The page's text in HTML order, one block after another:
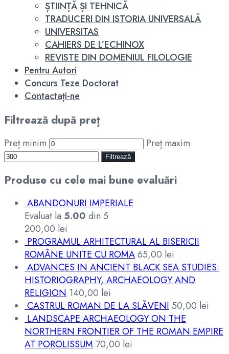
ȘTIINȚĂ ȘI TEHNICĂ
TRADUCERI DIN ISTORIA UNIVERSALĂ
UNIVERSITAS
CAHIERS DE L’ECHINOX
REVISTE DIN DOMENIUL FILOLOGIE
Pentru Autori
Concurs Teze Doctorat
Contactați-ne
Filtrează după preț
Preț minim Preț maxim
Filtrează
Produse cu cele mai bune evaluări
ABANDONURI IMPERIALE
Evaluat la 5.00 din 5
200,00 lei
PROGRAMUL ARHITECTURAL AL BISERICII
ROMÂNE UNITE CU ROMA65,00 lei
ADVANCES IN ANCIENT BLACK SEA STUDIES:
HISTORIOGRAPHY, ARCHAEOLOGY AND
RELIGION 140,00 lei
CASTRUL ROMAN DE LA SLĂVENI 50,00 lei
LANDSCAPE ARCHAEOLOGY ON THE
NORTHERN FRONTIER OF THE ROMAN EMPIRE
AT POROLISSUM 70,00 lei